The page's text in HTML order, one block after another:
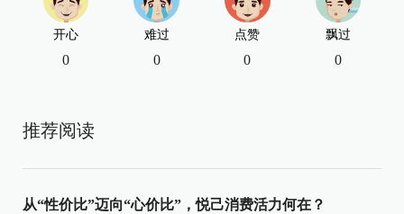
开心
0
难过
0
点赞
0
飘过
0
推荐阅读
从“性价比”迈向“心价比”，悦己消费活力何在？